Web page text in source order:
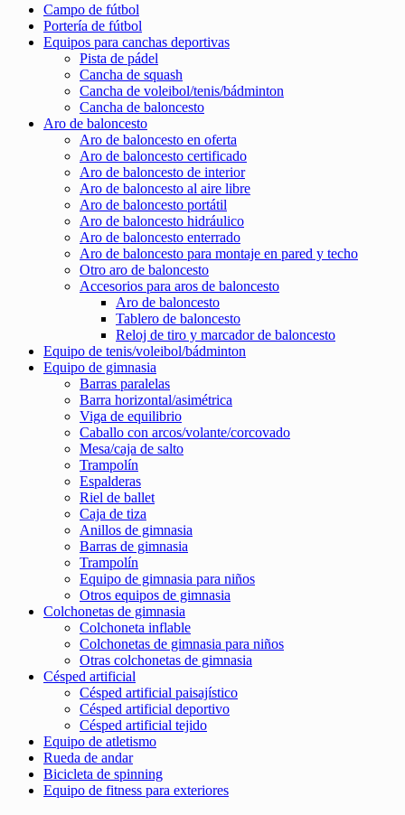
Campo de fútbol
Portería de fútbol
Equipos para canchas deportivas
Pista de pádel
Cancha de squash
Cancha de voleibol/tenis/bádminton
Cancha de baloncesto
Aro de baloncesto
Aro de baloncesto en oferta
Aro de baloncesto certificado
Aro de baloncesto de interior
Aro de baloncesto al aire libre
Aro de baloncesto portátil
Aro de baloncesto hidráulico
Aro de baloncesto enterrado
Aro de baloncesto para montaje en pared y techo
Otro aro de baloncesto
Accesorios para aros de baloncesto
Aro de baloncesto
Tablero de baloncesto
Reloj de tiro y marcador de baloncesto
Equipo de tenis/voleibol/bádminton
Equipo de gimnasia
Barras paralelas
Barra horizontal/asimétrica
Viga de equilibrio
Caballo con arcos/volante/corcovado
Mesa/caja de salto
Trampolín
Espalderas
Riel de ballet
Caja de tiza
Anillos de gimnasia
Barras de gimnasia
Trampolín
Equipo de gimnasia para niños
Otros equipos de gimnasia
Colchonetas de gimnasia
Colchoneta inflable
Colchonetas de gimnasia para niños
Otras colchonetas de gimnasia
Césped artificial
Césped artificial paisajístico
Césped artificial deportivo
Césped artificial tejido
Equipo de atletismo
Rueda de andar
Bicicleta de spinning
Equipo de fitness para exteriores